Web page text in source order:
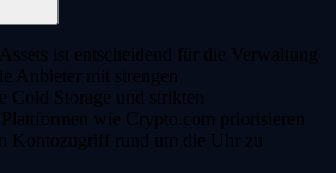
ist entscheidend für die Verwaltung
Anbieter mit strengen
Cold Storage und strikten
wie Crypto.com priorisieren
Kontozugriff rund um die Uhr zu